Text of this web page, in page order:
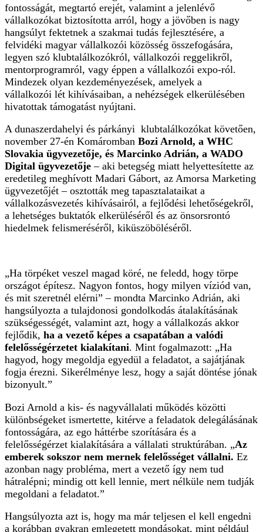
fontosságát, megtartó erejét, valamint a jelenlévő
vállalkozókat biztosította arról, hogy a jövőben is nagy
hangsúlyt fektetnek a szakmai tudás fejlesztésére, a
felvidéki magyar vállalkozói közösség összefogására,
legyen szó klubtalálkozókról, vállalkozói reggelikről,
mentorprogramról, vagy éppen a vállalkozói expo-ról.
Mindezek olyan kezdeményezések, amelyek a
vállalkozói lét kihívásaiban, a nehézségek elkerülésében
hivatottak támogatást nyújtani.
A dunaszerdahelyi és párkányi klubtalálkozókat követően,
november 27-én Komáromban Bozi Arnold, a WHC
Slovakia ügyvezetője, és Marcinko Adrián, a WADO
Digital ügyvezetője – aki betegség miatt helyettesítette az
eredetileg meghívott Madari Gábort, az Amorsa Marketing
ügyvezetőjét – osztották meg tapasztalataikat a
vállalkozásvezetés kihívásairól, a fejlődési lehetőségekről,
a lehetséges buktatók elkerüléséről és az önsorsrontó
hiedelmek felismeréséről, kiküszöböléséről.
„Ha törpéket veszel magad köré, ne feledd, hogy törpe
országot építesz. Nagyon fontos, hogy milyen víziód van,
és mit szeretnél elérni” – mondta Marcinko Adrián, aki
hangsúlyozta a tulajdonosi gondolkodás átalakításának
szükségességét, valamint azt, hogy a vállalkozás akkor
fejlődik, ha a vezető képes a csapatában a valódi
felelősségérzetet kialakítani. Mint fogalmazott: „Ha
hagyod, hogy megoldja egyedül a feladatot, a sajátjának
fogja érezni. Sikerélménye lesz, hogy a saját döntése jónak
bizonyult.”
Bozi Arnold a kis- és nagyvállalati működés közötti
különbségeket ismertette, kitérve a feladatok delegálásának
fontosságára, az ego háttérbe szorítására és a
felelősségérzet kialakítására a vállalati struktúrában. „Az
emberek sokszor nem mernek felelősséget vállalni. Ez
azonban nagy probléma, mert a vezető így nem tud
hátralépni; mindig ott kell lennie, mert nélküle nem tudják
megoldani a feladatot.”
Hangsúlyozta azt is, hogy ma már teljesen el kell engedni
a korábban gyakran emlegetett mondásokat, mint például